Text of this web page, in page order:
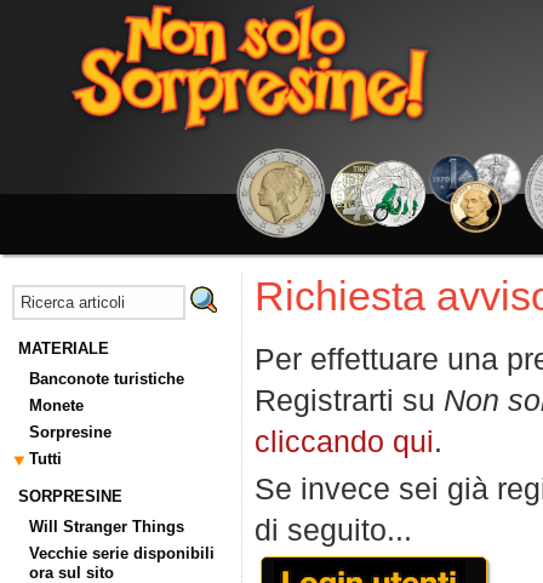
MATERIALE
Banconote turistiche
Monete
Sorpresine
Tutti
SORPRESINE
Will Stranger Things
Vecchie serie disponibili
ora sul sito
Richiesta
Per effettuare una
Registrarti su Non
cliccando qui.
Se invece sei già
di seguito...